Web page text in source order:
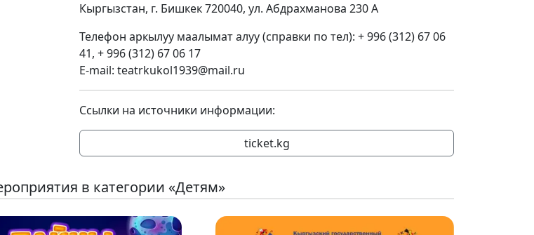
Кыргызстан, г. Бишкек 720040, ул. Абдрахманова 230 A
Телефон аркылуу маалымат алуу (справки по тел): + 996 (312) 67 06
41, + 996 (312) 67 06 17
E-mail: teatrkukol1939@mail.ru
Ссылки на источники информации:
ticket.kg
в категории «Детям»